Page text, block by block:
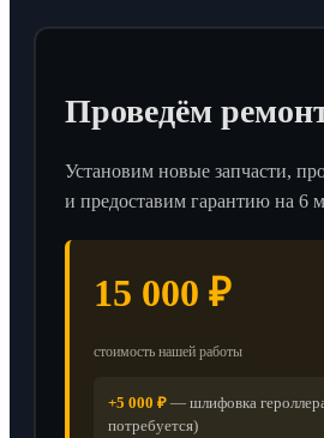
Проведём
Установим новые запчасти,
и предоставим гарантию на 6
15 000 ₽
стоимость нашей работы
+5 000 ₽ — шлифовка
потребуется)